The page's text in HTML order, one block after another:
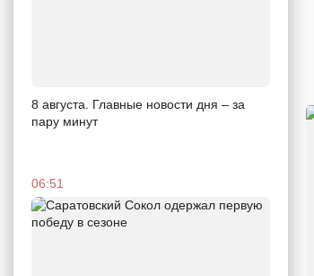
8 августа. Главные новости дня – за
пару минут
06:51